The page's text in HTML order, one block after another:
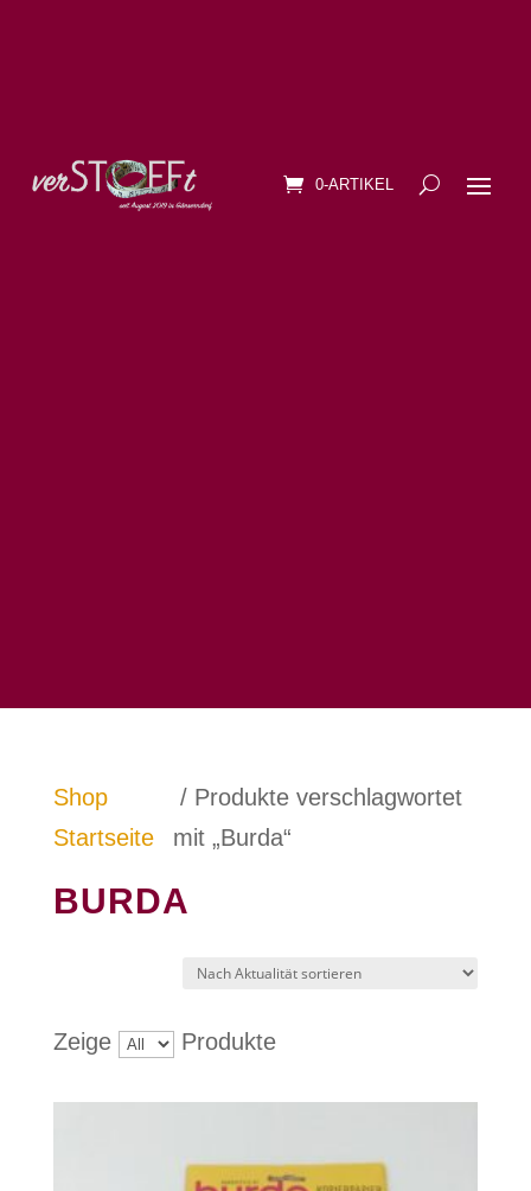
0-ARTIKEL
Shop
Startseite
/ Produkte verschlagwortet
mit „Burda“
BURDA
Zeige Produkte